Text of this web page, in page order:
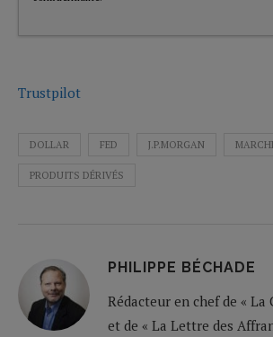
Trustpilot
DOLLAR FED J.P.MORGAN
PRODUITS DÉRIVÉS
PHILIPPE BÉCHADE
Rédacteur en chef de « La
et de « La Lettre des